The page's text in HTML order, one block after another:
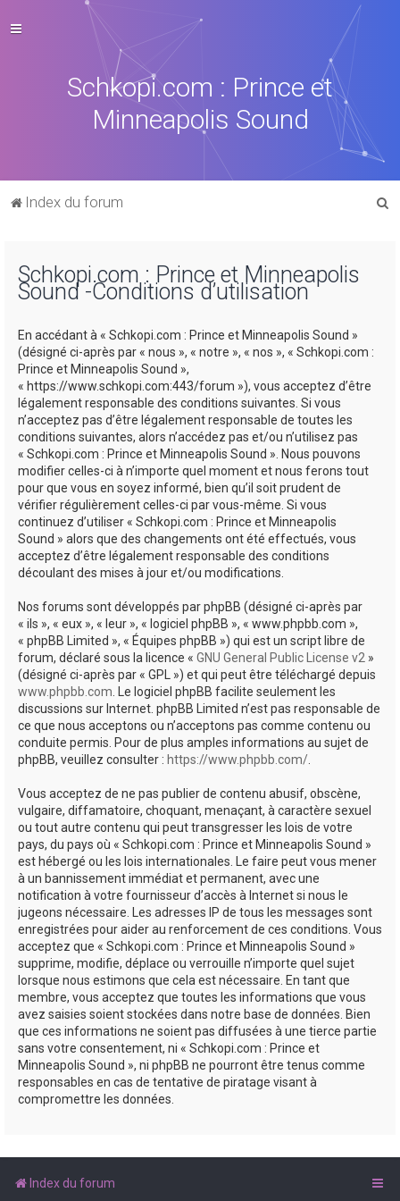
Schkopi.com : Prince et
Minneapolis Sound
Index du forum
Schkopi.com : Prince et Minneapolis
Sound -Conditions d’utilisation
En accédant à « Schkopi.com : Prince et Minneapolis Sound »
(désigné ci-après par « nous », « notre », « nos », « Schkopi.com :
Prince et Minneapolis Sound »,
« https://www.schkopi.com:443/forum »), vous acceptez d’être
légalement responsable des conditions suivantes. Si vous
n’acceptez pas d’être légalement responsable de toutes les
conditions suivantes, alors n’accédez pas et/ou n’utilisez pas
« Schkopi.com : Prince et Minneapolis Sound ». Nous pouvons
modifier celles-ci à n’importe quel moment et nous ferons tout
pour que vous en soyez informé, bien qu’il soit prudent de
vérifier régulièrement celles-ci par vous-même. Si vous
continuez d’utiliser « Schkopi.com : Prince et Minneapolis
Sound » alors que des changements ont été effectués, vous
acceptez d’être légalement responsable des conditions
découlant des mises à jour et/ou modifications.
Nos forums sont développés par phpBB (désigné ci-après par
« ils », « eux », « leur », « logiciel phpBB », « www.phpbb.com »,
« phpBB Limited », « Équipes phpBB ») qui est un script libre de
forum, déclaré sous la licence « GNU General Public License v2 »
(désigné ci-après par « GPL ») et qui peut être téléchargé depuis
www.phpbb.com . Le logiciel phpBB facilite seulement les
discussions sur Internet. phpBB Limited n’est pas responsable de
ce que nous acceptons ou n’acceptons pas comme contenu ou
conduite permis. Pour de plus amples informations au sujet de
phpBB, veuillez consulter : https://www.phpbb.com/
Vous acceptez de ne pas publier de contenu abusif, obscène,
vulgaire, diffamatoire, choquant, menaçant, à caractère sexuel
ou tout autre contenu qui peut transgresser les lois de votre
pays, du pays où « Schkopi.com : Prince et Minneapolis Sound »
est hébergé ou les lois internationales. Le faire peut vous mener
à un bannissement immédiat et permanent, avec une
notification à votre fournisseur d’accès à Internet si nous le
jugeons nécessaire. Les adresses IP de tous les messages sont
enregistrées pour aider au renforcement de ces conditions. Vous
acceptez que « Schkopi.com : Prince et Minneapolis Sound »
supprime, modifie, déplace ou verrouille n’importe quel sujet
lorsque nous estimons que cela est nécessaire. En tant que
membre, vous acceptez que toutes les informations que vous
avez saisies soient stockées dans notre base de données. Bien
que ces informations ne soient pas diffusées à une tierce partie
sans votre consentement, ni « Schkopi.com : Prince et
Minneapolis Sound », ni phpBB ne pourront être tenus comme
responsables en cas de tentative de piratage visant à
compromettre les données.
Index du forum